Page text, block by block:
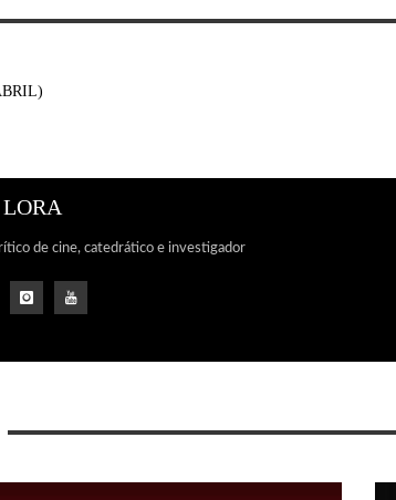
de cine, catedrático e investigador